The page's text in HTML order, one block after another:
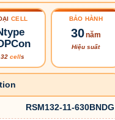
CELL
cells
BẢO HÀNH
30năm
Hiệu suất
RSM132-11-630BNDG